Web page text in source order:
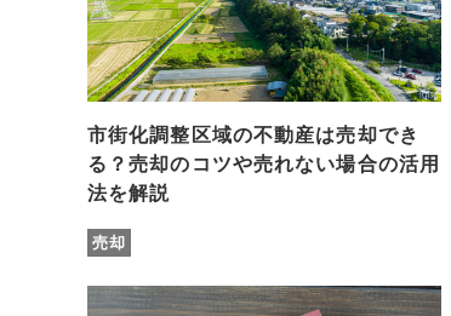
市街化調整区域の不動産は売却でき
る？売却のコツや売れない場合の活用
法を解説
売却